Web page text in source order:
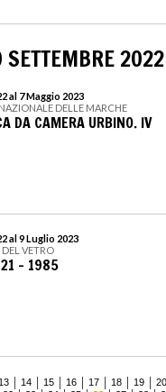
SETTEMBRE 2022
al 7 Maggio 2023
DELLE MARCHE
DA CAMERA URBINO. IV
al 9 Luglio 2023
DEL VETRO
– 1985
13 14 15 16 17 18 19
20